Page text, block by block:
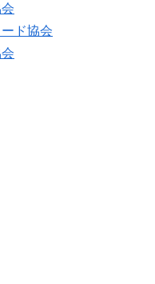
ド協会